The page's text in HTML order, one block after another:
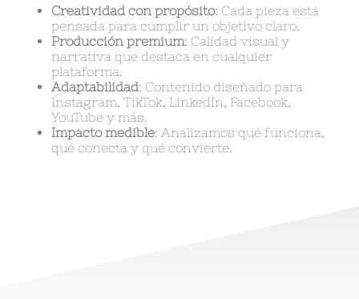
Creatividad con propósito: Cada pieza está
pensada para cumplir un objetivo claro.
Producción premium: Calidad visual y
narrativa que destaca en cualquier
plataforma.
Adaptabilidad: Contenido diseñado para
Instagram, TikTok, LinkedIn, Facebook,
YouTube y más.
Impacto medible: Analizamos qué funciona,
qué conecta y qué convierte.